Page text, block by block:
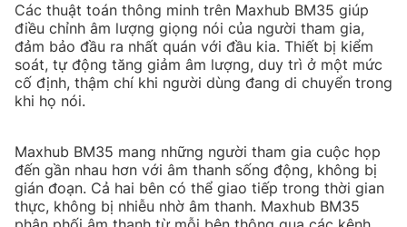
Các thuật toán thông minh trên Maxhub BM35 giúp
điều chỉnh âm lượng giọng nói của người tham gia,
đảm bảo đầu ra nhất quán với đầu kia. Thiết bị kiểm
soát, tự động tăng giảm âm lượng, duy trì ở một mức
cố định, thậm chí khi người dùng đang di chuyển trong
khi họ nói.
Maxhub BM35 mang những người tham gia cuộc họp
đến gần nhau hơn với âm thanh sống động, không bị
gián đoạn. Cả hai bên có thể giao tiếp trong thời gian
thực, không bị nhiễu nhờ âm thanh. Maxhub BM35